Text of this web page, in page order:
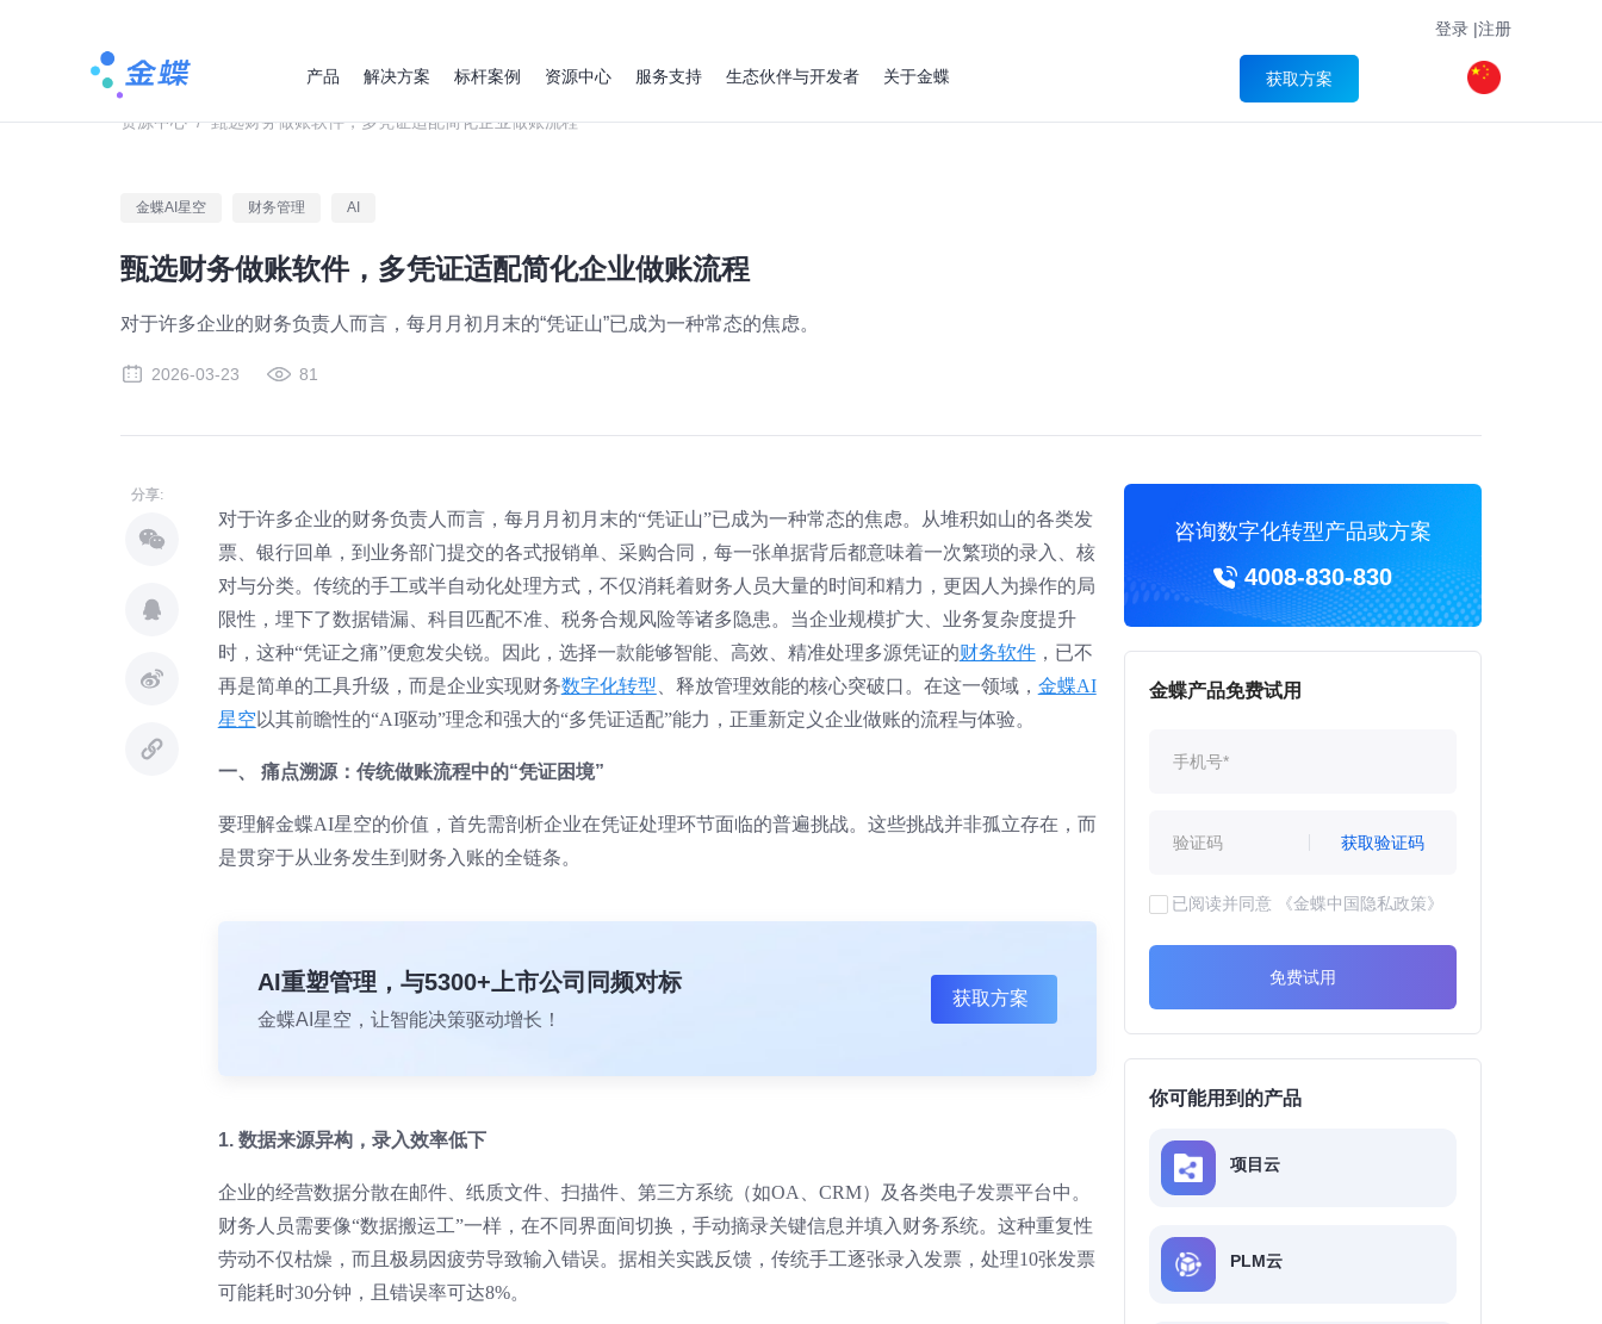
登录 |注册
产品 解决方案 标杆案例 资源中心 服务支持 生态伙伴与开发者 关于金蝶 获取方案
资源中心 / 甄选财务做账软件，多凭证适配简化企业做账流程
金蝶AI星空 财务管理 AI
甄选财务做账软件，多凭证适配简化企业做账流程
对于许多企业的财务负责人而言，每月月初月末的“凭证山”已成为一种常态的焦虑。
2026-03-23 81
分享:
对于许多企业的财务负责人而言，每月月初月末的“凭证山”已成为一种常态的焦虑。从堆积如山的各类发
票、银行回单，到业务部门提交的各式报销单、采购合同，每一张单据背后都意味着一次繁琐的录入、核
对与分类。传统的手工或半自动化处理方式，不仅消耗着财务人员大量的时间和精力，更因人为操作的局
限性，埋下了数据错漏、科目匹配不准、税务合规风险等诸多隐患。当企业规模扩大、业务复杂度提升
时，这种“凭证之痛”便愈发尖锐。因此，选择一款能够智能、高效、精准处理多源凭证的财务软件，已不
再是简单的工具升级，而是企业实现财务数字化转型 、释放管理效能的核心突破口。在这一领域， 金蝶AI
星空 以其前瞻性的“AI驱动”理念和强大的“多凭证适配”能力，正重新定义企业做账的流程与体验。
一、 痛点溯源：传统做账流程中的“凭证困境”
要理解金蝶AI星空的价值，首先需剖析企业在凭证处理环节面临的普遍挑战。这些挑战并非孤立存在，而
是贯穿于从业务发生到财务入账的全链条。
AI重塑管理，与5300+上市公司同频对标
金蝶AI星空，让智能决策驱动增长！
获取方案
1. 数据来源异构，录入效率低下
企业的经营数据分散在邮件、纸质文件、扫描件、第三方系统（如OA、CRM）及各类电子发票平台中。
财务人员需要像“数据搬运工”一样，在不同界面间切换，手动摘录关键信息并填入财务系统。这种重复性
劳动不仅枯燥，而且极易因疲劳导致输入错误。据相关实践反馈，传统手工逐张录入发票，处理10张发票
可能耗时30分钟，且错误率可达8%。
咨询数字化转型产品或方案
4008-830-830
金蝶产品免费试用
获取验证码
已阅读并同意 《金蝶中国隐私政策》
免费试用
你可能用到的产品
项目云
PLM云